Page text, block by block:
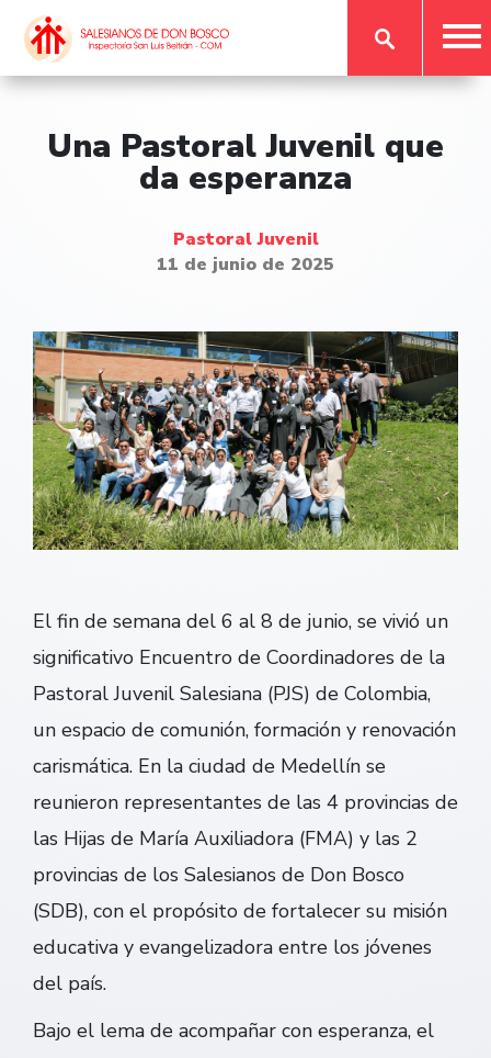
Una Pastoral Juvenil que
da esperanza
Pastoral Juvenil
11 de junio de 2025
El fin de semana del 6 al 8 de junio, se vivió un
significativo Encuentro de Coordinadores de la
Pastoral Juvenil Salesiana (PJS) de Colombia,
un espacio de comunión, formación y renovación
carismática. En la ciudad de Medellín se
reunieron representantes de las 4 provincias de
las Hijas de María Auxiliadora (FMA) y las 2
provincias de los Salesianos de Don Bosco
(SDB), con el propósito de fortalecer su misión
educativa y evangelizadora entre los jóvenes
del país.
Bajo el lema de acompañar con esperanza, el